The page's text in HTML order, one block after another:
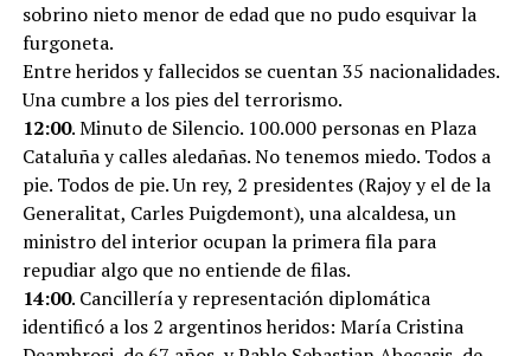
sobrino nieto menor de edad que no pudo esquivar la
furgoneta.
Entre heridos y fallecidos se cuentan 35 nacionalidades.
Una cumbre a los pies del terrorismo.
12:00. Minuto de Silencio. 100.000 personas en Plaza
Cataluña y calles aledañas. No tenemos miedo. Todos a
pie. Todos de pie. Un rey, 2 presidentes (Rajoy y el de la
Generalitat, Carles Puigdemont), una alcaldesa, un
ministro del interior ocupan la primera fila para
repudiar algo que no entiende de filas.
14:00. Cancillería y representación diplomática
identificó a los 2 argentinos heridos: María Cristina